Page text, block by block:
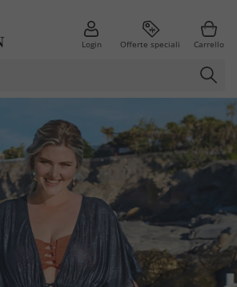
Login Offerte speciali Carrello